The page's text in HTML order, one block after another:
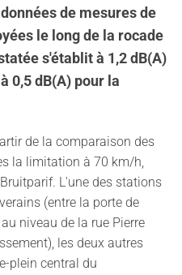
de mesures de
le long de la rocade
s'établit à 1,2 dB(A)
0,5 dB(A) pour la
de la comparaison des
la limitation à 70 km/h,
L'une des stations
(entre la porte de
niveau de la rue Pierre
les deux autres
plein central du